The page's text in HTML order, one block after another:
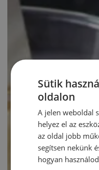
Sütik
oldalon
A jelen weboldal
helyez el az
az oldal jobb
segítsen nekünk
hogyan